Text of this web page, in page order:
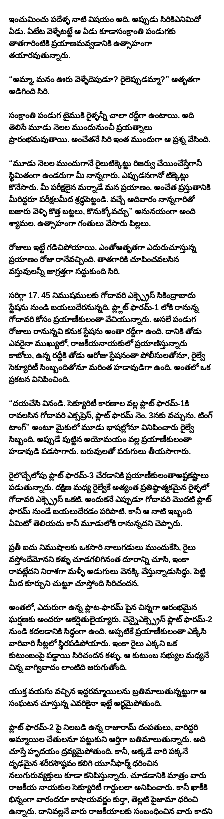
ఇంచుమించు పదేళ్ళ నాటి విషయం అది. అప్పుడు సిరికిఎనిమిదో
ఏడు. ఏటేట వెళ్ళేటట్టే ఆ ఏడు కూడాసంక్రాంతి పండుగకు
తాతగారింటికి ప్రయాణమవ్వడానికి ఉత్సాహంగా
తయారవుతున్నారు.
“అమ్మా, మనం ఊరు వెళ్ళేదెపుడూ? రైలెప్పుడమ్మా?” ఆతృతగా
అడిగింది సిరి.
సంక్రాంతి పండుగ టైముకి రైళ్ళన్నీ చాలా రద్దీగా ఉంటాయి. అది
తెలిసే మూడు నెలల ముందునుంచీ ప్రయత్నాలు
ప్రారంభమవుతాయి. అంచేతనే సిరి ఇంత ముందుగా ఆ ప్రశ్న వేసింది.
“మూడు నెలల ముందుగానే రైలుటిక్కెట్టు రిజర్వు చేయించేస్తేగానీ
స్థిమితంగా ఉండరుగా మీ నాన్నగారు. ఎప్పుడనగానో టిక్కెట్లు
కొనేసారు. మీ పరీక్షలైన మర్నాడే మన ప్రయాణం. అంచేత ప్రస్తుతానికి
మీరిద్దరూ పరీక్షలమీద శ్రద్ధపెట్టండి. వచ్చే ఆదివారం నాన్నగారితో
బజారు వెళ్ళి కొత్త బట్టలు, కొనుక్కోవచ్చు” అనునయంగా అంది
శ్యామల. ఉత్సాహంగా గంతులు వేసారు పిల్లలు.
రోజులు ఇట్టే గడిచిపోయాయి. ఎంతోఆతృతగా ఎదురుచూస్తున్న
ప్రయాణం రోజు రానేవచ్చింది. తాతగారికి చూపించవలసిన
వస్తువులన్నీ జాగ్రత్తగా సద్దుకుంది సిరి.
సరిగ్గా 17. 45 నిముషములకు గోదావరి ఎక్స్ప్రెస్ సికింద్రాబాదు
స్టేషను నుండి బయలుదేరనున్నది. ప్ల్లాట్ ఫారమ్-1 లోకి రానున్న
గోదావరి కోసం ప్రయాణీకులంతా వేచియున్నారు. అసలే పండుగ
రోజులు రానున్నవి కనుక స్టేషను అంతా రద్దీగా ఉంది. దానికి తోడు
ఎవరైనా ముఖ్యులో, రాజకీయనాయకులో ప్రయాణిస్తున్నారు
కాబోలు, ఉన్న రద్దీకి తోడు ఆరోజు స్టేషనంతా పోలీసులతోనూ, రైల్వే
సెక్యూరిటీ సింబ్బందితోనూ మరింత హడావుడిగా ఉంది. అంతలో ఒక
ప్రకటన వినిపించింది.
“దయచేసి వినండి. సెక్యూరిటీ కారణాల వల్ల ప్లాట్ ఫారమ్-1కి
రావలసిన గోదావరి ఎక్సప్రెస్, ప్లాట్ ఫారమ్ నెం. 3నకు వచ్చును. టింగ్
టాంగ్” అంటూ మైకులో మూడు భాషల్లోనూ వినిపించారు రైల్వే
సిబ్బంది. అప్పుడే పుట్టిన అయోమయం వల్ల ప్రయాణీకులంతా
హడావుడి పడసాగారు. బరువులతో పరుగులు తీయసాగారు.
రైలొచ్చేలోపు ప్లాట్ ఫారమ్-3 చేరడానికి ప్రయాణీకులంతాఅష్టకష్టాలు
పడుతున్నారు. దక్షిణ మధ్య రైల్వేకే అత్యంత ప్రతిష్ఠాత్మకమైన రైళ్ళలో
గోదావరి ఎక్స్ప్రెస్ ఒకటి. అందుకనే ఎప్పుడూ గోదావరి మొదటి ప్లాట్
ఫారమ్ నుండే బయలుదేరడం పరిపాటి. కానీ ఆ నాటి ఇబ్బంది
ఏమిటో తెలియదు కానీ మూడులోకి రానున్నదని చెప్పారు.
ప్రతీ ఐదు నిముషాలకు ఒకసారి నాలుగడులు ముందుకేసి, రైలు
వస్తోందేమోనని కళ్ళు చూడగలిగినంత దూరాన్ని చూసి, ఇంకా
రావట్లేదని నిరాశగా మళ్ళీ అడుగులు వెనక్కి వేస్తున్నాడుసిద్ధు. పెట్టి
మీద కూర్చుని చుట్టూ చూస్తోంది సిరిచందన.
అంతలో, ఎదురుగా ఉన్న ప్లాట-ఫారమ్ పైన చిన్నగా ఆరంభమైన
ఘర్షణకు అందరూ ఆకర్షితులైయ్యారు. చెన్నైఎక్స్ప్రెస్ ప్లాట్ ఫారమ్-2
నుండి కదలడానికి సిద్ధంగా ఉంది. అప్పటికే ప్రయాణీకులంతా ఎక్కేసి
వారివారి సీట్లలో స్థిరపడిపోయారు. ఇంకా రైలు ఎక్కని ఒక
కుటుంబంపై పడ్డాయి సిరిచందన కళ్ళు. ఆ కుటుంబ సభ్యుల మధ్యనే
చిన్న వాగ్వివాదం లాంటిది జరుగుతోంది.
యుక్త వయసు వచ్చిన ఇద్దరమ్మాయిలను బ్రతిమాలుతున్నట్టుగా ఆ
సంఘటన చూస్తున్న ఎవరికైనా ఇట్టే అర్థమైపోతుంది.
ప్లాట్ ఫారమ్-2 పై నిలబడి ఉన్న రాజారామ్ దంపతులు, వారిద్దరి
అమ్మాయిల చేతులనూ పట్టుకుని ఆర్తిగా బతిమాలుతున్నారు. అది
చూస్తే హృదయం ద్రవ్యమైపోతుంది. కానీ, అక్కడే వారి పక్కనే
దృఢమైన శరీరసౌష్ఠవం కలిగి యూనీఫార్మ్ ధరించిన
నలుగురువ్యక్తులు కూడా కనిపిస్తున్నారు. చూడడానికి మాత్రం వారు
రాజకీయ నాయకుల సెక్యూరిటీ గార్డులలా అనిపించారు. కానీ ఖాకీకి
భిన్నంగా వారందరూ కాషాయవర్ణం కుర్తా, తెల్లటి పైజామా ధరించి
ఉన్నారు. దానివల్లనే వారు రాజకీయాలకు సంబంధించిన వారు కాదని